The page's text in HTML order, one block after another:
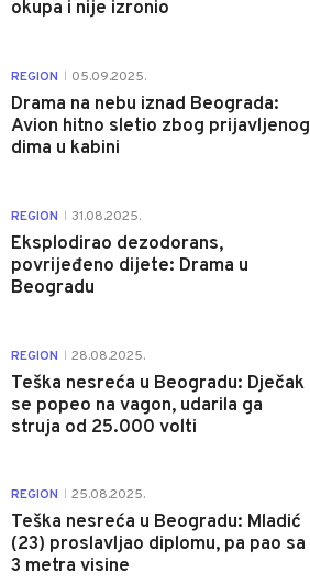
okupa i nije izronio
REGION 05.09.2025.
Drama na nebu iznad Beograda:
Avion hitno sletio zbog prijavljenog
dima u kabini
REGION 31.08.2025.
Eksplodirao dezodorans,
povrijeđeno dijete: Drama u
Beogradu
REGION 28.08.2025.
Teška nesreća u Beogradu: Dječak
se popeo na vagon, udarila ga
struja od 25.000 volti
REGION 25.08.2025.
Teška nesreća u Beogradu: Mladić
(23) proslavljao diplomu, pa pao sa
3 metra visine